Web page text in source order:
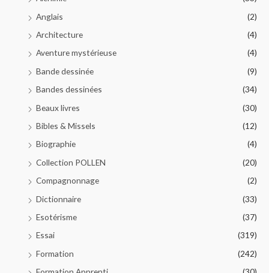
Anglais
(2)
Architecture
(4)
Aventure mystérieuse
(4)
Bande dessinée
(9)
Bandes dessinées
(34)
Beaux livres
(30)
Bibles & Missels
(12)
Biographie
(4)
Collection POLLEN
(20)
Compagnonnage
(2)
Dictionnaire
(33)
Esotérisme
(37)
Essai
(319)
Formation
(242)